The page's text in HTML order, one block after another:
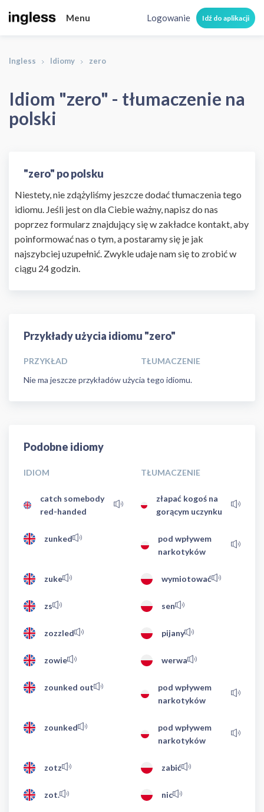
Menu Logowanie Idź do aplikacji
Ingless Idiomy zero
Idiom "zero" - tłumaczenie na
polski
"zero" po polsku
Niestety, nie zdążyliśmy jeszcze dodać tłumaczenia tego
idiomu. Jeśli jest on dla Ciebie ważny, napisz do nas
poprzez formularz znajdujący się w zakładce kontakt, aby
poinformować nas o tym, a postaramy się je jak
najszybciej uzupełnić. Zwykle udaje nam się to zrobić w
ciągu 24 godzin.
Przykłady użycia idiomu "zero"
PRZYKŁAD
TŁUMACZENIE
Nie ma jeszcze przykładów użycia tego idiomu.
Podobne idiomy
IDIOM TŁUMACZENIE
catch somebody
red-handed
złapać kogoś na
gorącym uczynku
zunked
pod wpływem
narkotyków
zuke wymiotować
zs sen
zozzled pijany
zowie werwa
zounked out
pod wpływem
narkotyków
zounked
pod wpływem
narkotyków
zotz zabić
zot. nic